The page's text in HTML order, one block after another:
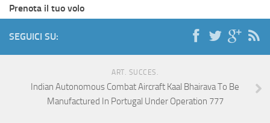
Prenota il tuo volo
SEGUICI SU:
ART. SUCCES.
Indian Autonomous Combat Aircraft Kaal Bhairava To Be
Manufactured In Portugal Under Operation 777